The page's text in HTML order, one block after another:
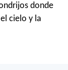
donde
el cielo y la